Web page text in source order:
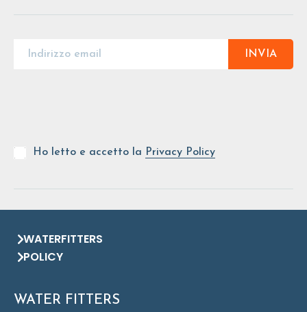
INVIA
Ho letto e accetto la Privacy Policy
WATERFITTERS
POLICY
WATER FITTERS